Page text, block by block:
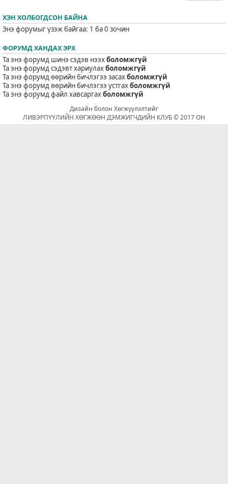
ХЭН ХОЛБОГДСОН БАЙНА
Энэ форумыг үзэж байгаа: 1 ба 0 зочин
ФОРУМД ХАНДАХ ЭРХ
Та энэ форумд шинэ сэдэв нээхболомжгүй
Та энэ форумд сэдэвт хариулахболомжгүй
Та энэ форумд өөрийн бичлэгээ засахболомжгүй
Та энэ форумд өөрийн бичлэгээ устгахболомжгүй
Та энэ форумд файл хавсаргахболомжгүй
Дизайн болон Хөгжүүлэлтийг
ЛИВЭРПҮҮЛИЙН ХӨГЖӨӨН ДЭМЖИГЧДИЙН КЛУБ © 2017 ОН